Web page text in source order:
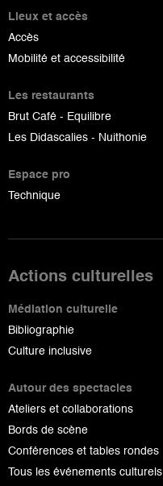
Lieux et accès
Accès
Mobilité et accessibilité
Les restaurants
Brut Café - Equilibre
Les Didascalies - Nuithonie
Espace pro
Technique
Actions culturelles
Médiation culturelle
Bibliographie
Culture inclusive
Autour des spectacles
Ateliers et collaborations
Bords de scène
Conférences et tables rondes
Tous les événements culturels